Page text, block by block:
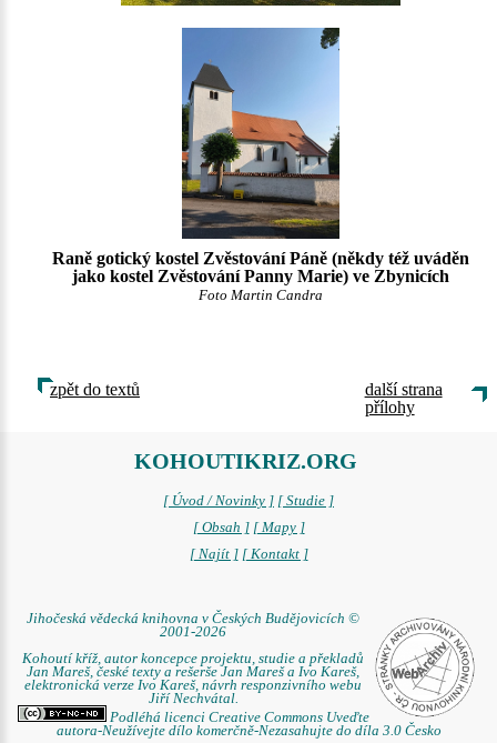
Raně gotický kostel Zvěstování Páně (někdy též uváděn
jako kostel Zvěstování Panny Marie) ve Zbynicích
Foto Martin Candra
zpět do textů
další strana
přílohy
KOHOUTIKRIZ.ORG
[ Úvod / Novinky ] [ Studie ]
[ Obsah ] [ Mapy ]
[ Najít ] [ Kontakt ]
Jihočeská vědecká knihovna v Českých Budějovicích ©
2001-2026
Kohoutí kříž, autor koncepce projektu, studie a překladů
Jan Mareš, české texty a rešerše Jan Mareš a Ivo Kareš,
elektronická verze Ivo Kareš, návrh responzivního webu
Jiří Nechvátal.
Podléhá licenci Creative Commons Uveďte
autora-Neužívejte dílo komerčně-Nezasahujte do díla 3.0 Česko